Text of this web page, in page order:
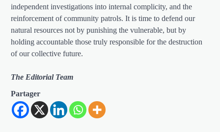
independent investigations into internal complicity, and the
reinforcement of community patrols. It is time to defend our
natural resources not by punishing the vulnerable, but by
holding accountable those truly responsible for the destruction
of our collective future.
The Editorial Team
Partager